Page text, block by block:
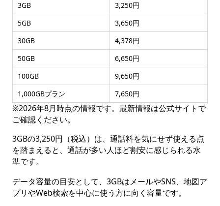
3GB
3,250円
5GB
3,650円
30GB
4,378円
50GB
6,650円
100GB
9,650円
1,000GBプラン
7,650円
※2026年8月時点の情報です。最新情報は公式サイトで
ご確認ください。
3GBの3,250円（税込）は、通話料を気にせず使える点
を踏まえると、通話が多い人ほど割安に感じられる水
準です。
データ容量の目安として、3GBはメールやSNS、地図ア
プリやWeb検索を中心に使う方に向く容量です。